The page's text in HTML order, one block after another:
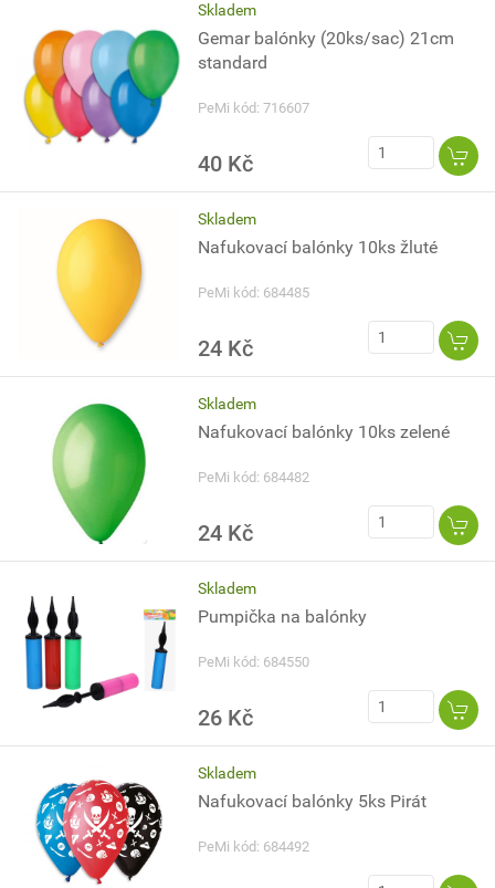
Skladem
Gemar balónky (20ks/sac) 21cm
standard
PeMi kód: 716607
40 Kč
Skladem
Nafukovací balónky 10ks žluté
PeMi kód: 684485
24 Kč
Skladem
Nafukovací balónky 10ks zelené
PeMi kód: 684482
24 Kč
Skladem
Pumpička na balónky
PeMi kód: 684550
26 Kč
Skladem
Nafukovací balónky 5ks Pirát
PeMi kód: 684492